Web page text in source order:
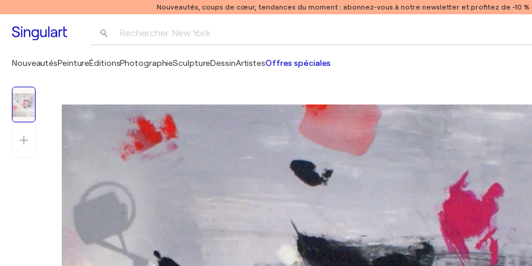
Nouveautés, coups de cœur, tendances du moment : abonnez-vous à notre newsletter et profitez de -10
Rechercher New York
Pablo Picasso
NouveautésPeintureÉditionsPhotographieSculptureDessinArtistesOffres spéciales